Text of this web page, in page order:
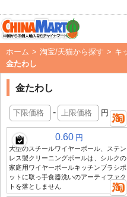
ホーム > 淘宝/天猫から探す > キ
金たわし
金たわし
- 円
0.60 円
大型のスチールワイヤーボール、ステン
レス製クリーニングボールは、シルクの
家庭用ワイヤーボールキッチンブラシポ
ットに取っ手食器洗いのアーティファク
トを落としません